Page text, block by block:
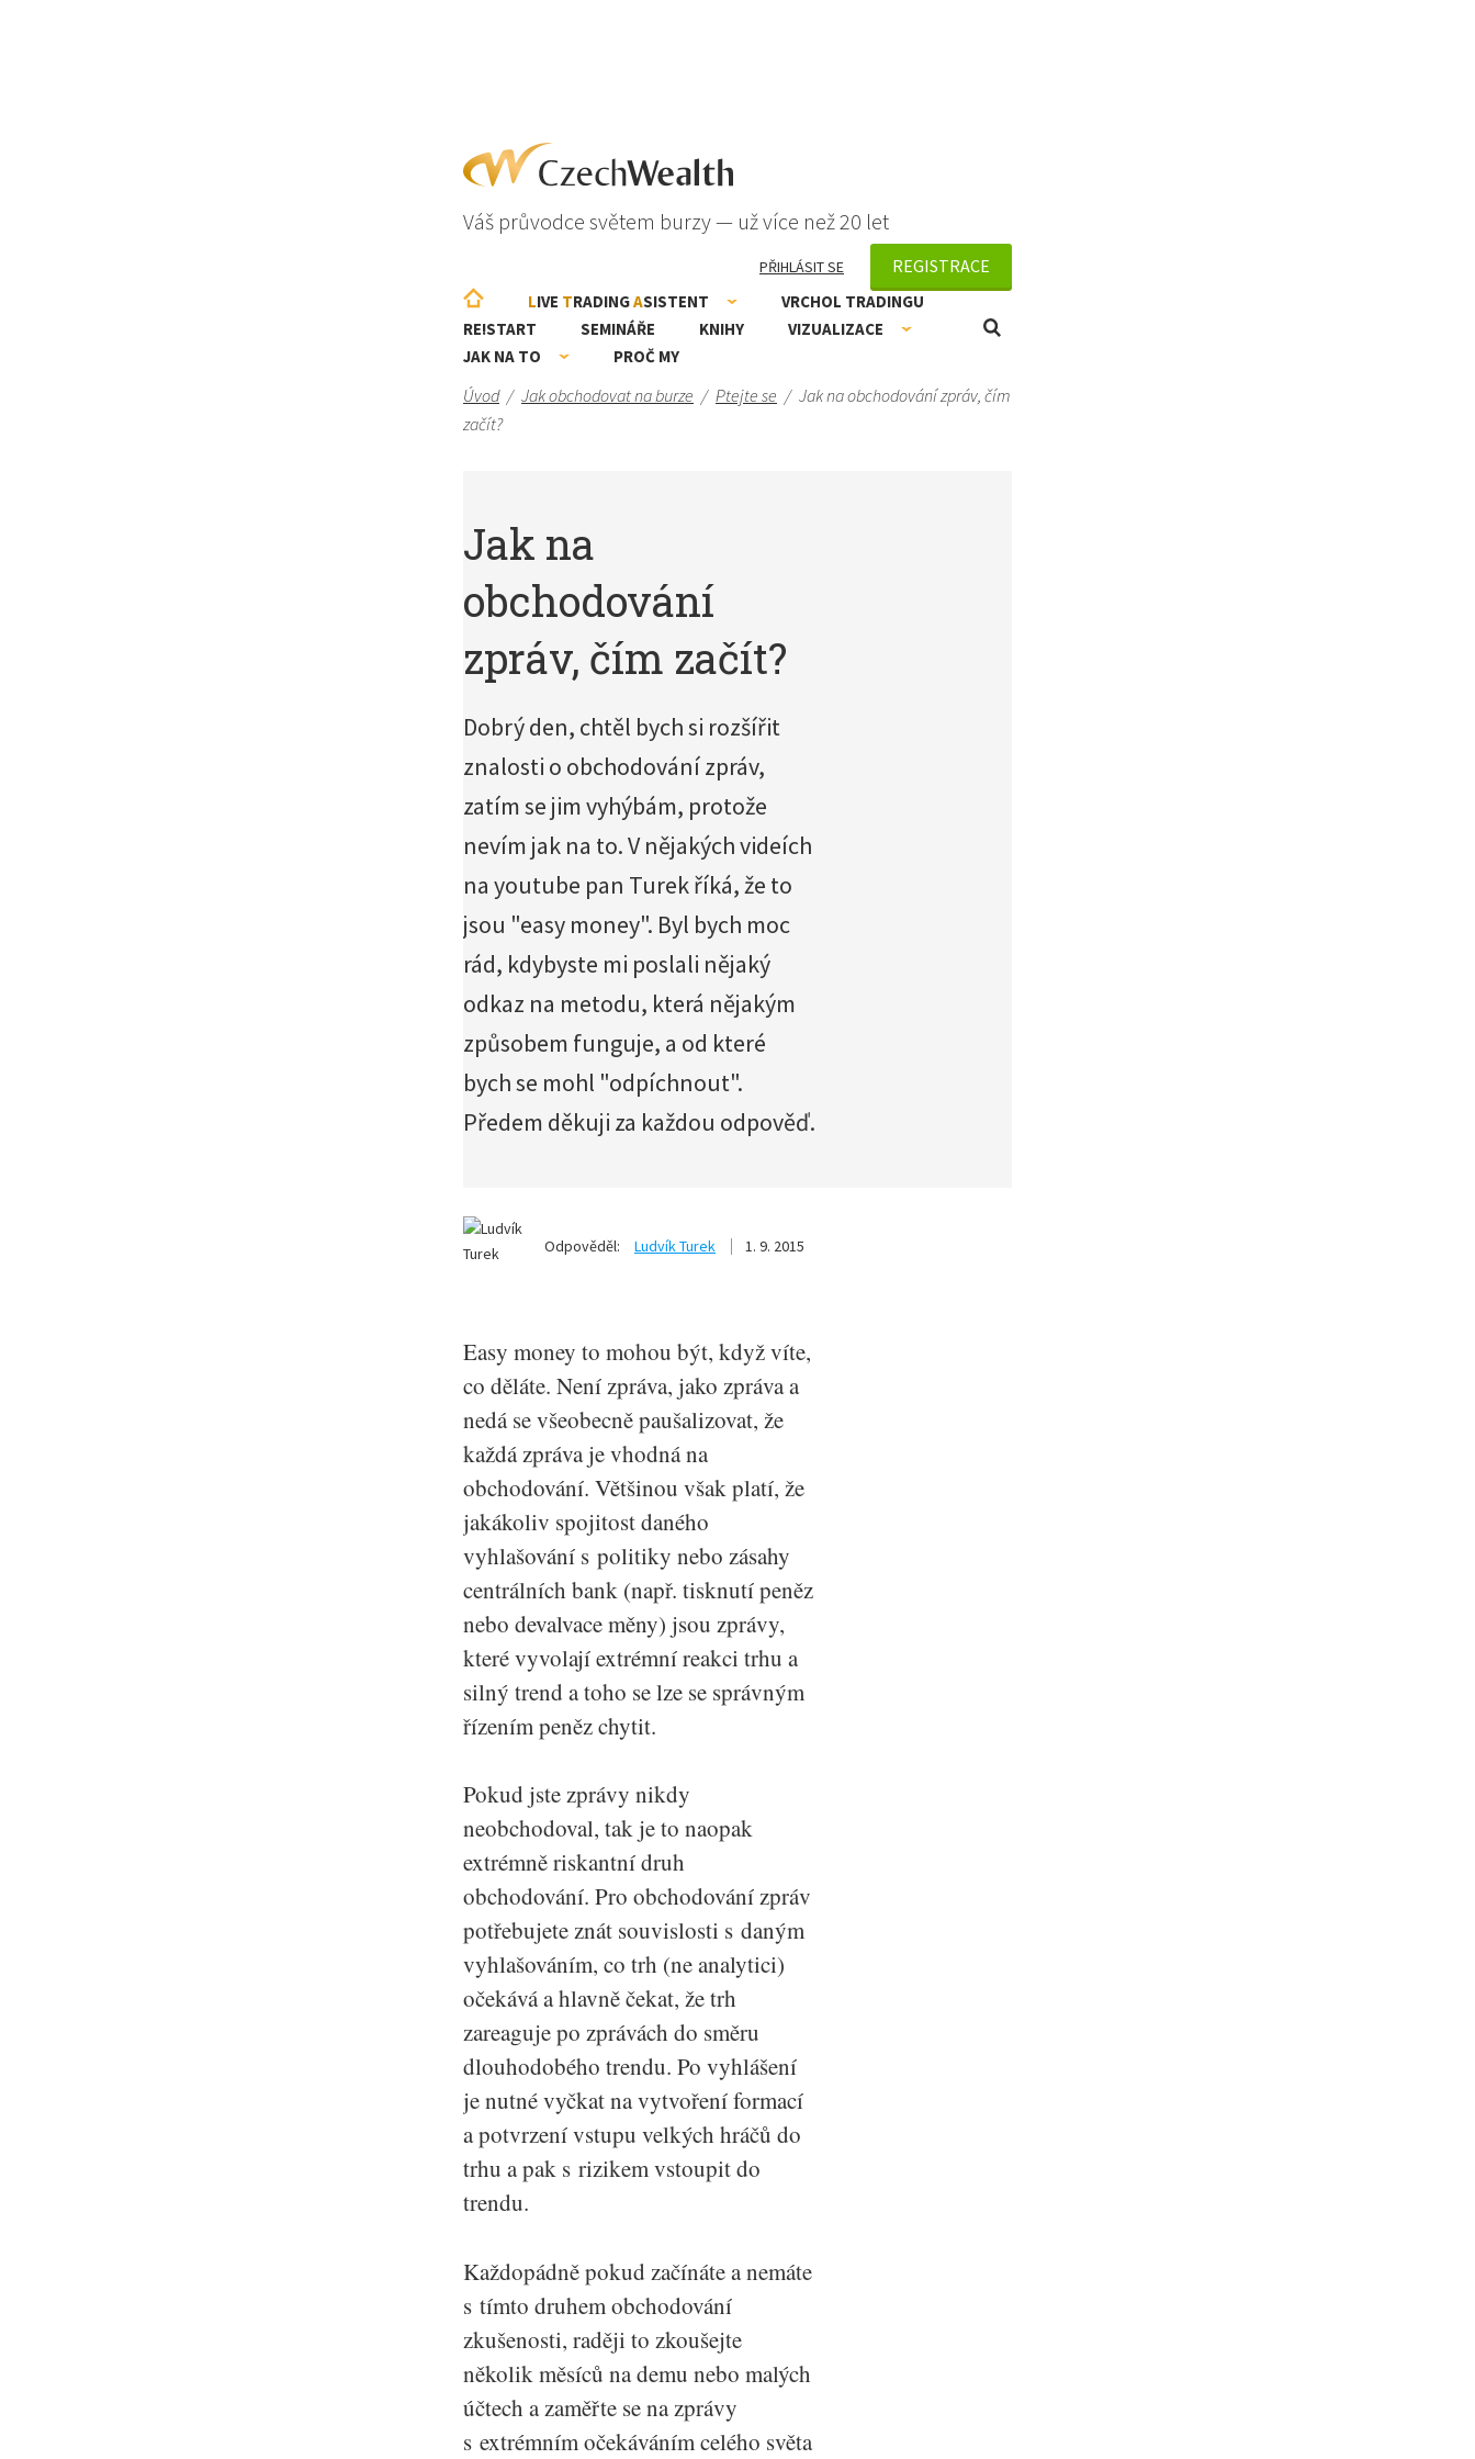
Váš průvodce světem burzy — už více než 20 let
PŘIHLÁSIT SE REGISTRACE
LIVE TRADINGASISTENT
VRCHOL TRADINGU
RE!START
SEMINÁŘE KNIHY
VIZUALIZACE
JAK NA TO
PROČ MY
Úvod / Jak obchodovat na burze / Ptejte se / Jak na obchodování zpráv, čím
začít?
Jak na
obchodování
zpráv, čím začít?
Dobrý den, chtěl bych si rozšířit
znalosti o obchodování zpráv,
zatím se jim vyhýbám, protože
nevím jak na to. V nějakých videích
na youtube pan Turek říká, že to
jsou "easy money". Byl bych moc
rád, kdybyste mi poslali nějaký
odkaz na metodu, která nějakým
způsobem funguje, a od které
bych se mohl "odpíchnout".
Předem děkuji za každou odpověď.
Odpověděl: Ludvík Turek 1. 9. 2015
Easy money to mohou být, když víte,
co děláte. Není zpráva, jako zpráva a
nedá se všeobecně paušalizovat, že
každá zpráva je vhodná na
obchodování. Většinou však platí, že
jakákoliv spojitost daného
vyhlašování s politiky nebo zásahy
centrálních bank (např. tisknutí peněz
nebo devalvace měny) jsou zprávy,
které vyvolají extrémní reakci trhu a
silný trend a toho se lze se správným
řízením peněz chytit.
Pokud jste zprávy nikdy
neobchodoval, tak je to naopak
extrémně riskantní druh
obchodování. Pro obchodování zpráv
potřebujete znát souvislosti s daným
vyhlašováním, co trh (ne analytici)
očekává a hlavně čekat, že trh
zareaguje po zprávách do směru
dlouhodobého trendu. Po vyhlášení
je nutné vyčkat na vytvoření formací
a potvrzení vstupu velkých hráčů do
trhu a pak s rizikem vstoupit do
trendu.
Každopádně pokud začínáte a nemáte
s tímto druhem obchodování
zkušenosti, raději to zkoušejte
několik měsíců na demu nebo malých
účtech a zaměřte se na zprávy
s extrémním očekáváním celého světa